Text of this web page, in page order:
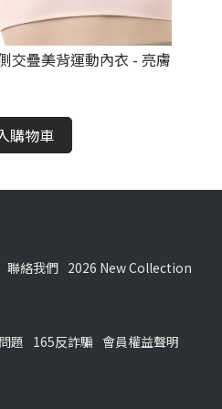
交疊美背運動內衣 - 亮膚
購物車
聯絡我們 2026 New Collection
題 165反詐騙 會員權益聲明